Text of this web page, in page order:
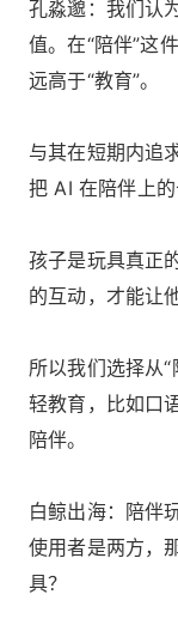
孔淼邈：我们认
值。在“陪伴”这
远高于“教育”。
与其在短期内追
把 AI 在陪伴上的
孩子是玩具真正
的互动，才能让
所以我们选择从
轻教育，比如口
陪伴。
白鲸出海：陪伴
使用者是两方，
具？